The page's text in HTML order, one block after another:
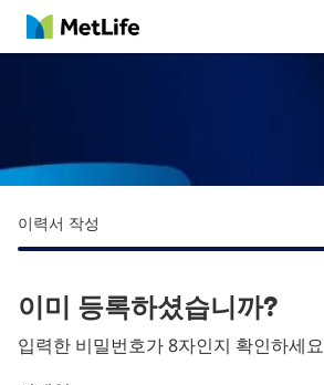
MetLife
이력서 작성
이미 등록하셨습니까?
입력한 비밀번호가 8자인지 확인하세요